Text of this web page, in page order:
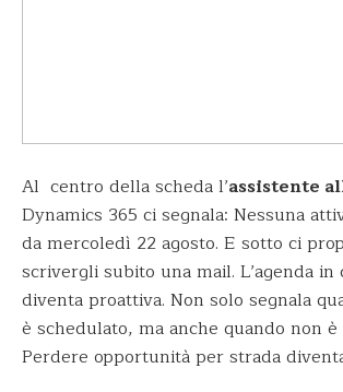
Al centro della scheda l’assistente
Dynamics 365 ci segnala: Nessuna
da mercoledì 22 agosto. E sotto ci
scrivergli subito una mail. L’agenda in
diventa proattiva. Non solo segnala
è schedulato, ma anche quando non
Perdere opportunità per strada